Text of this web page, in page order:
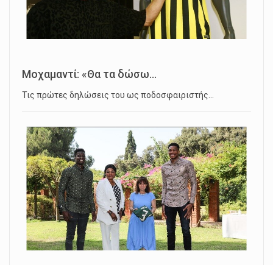
Μοχαμαντί: «Θα τα δώσω...
Τις πρώτες δηλώσεις του ως ποδοσφαιριστής…